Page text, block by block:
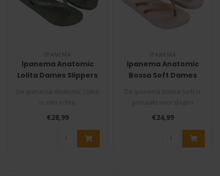
IPANEMA
Ipanema Anatomic
Lolita Dames Slippers
zomerklassieker en al jaren
een bestsell..
€28,99
IPANEMA
Ipanema Anatomic
Bossa Soft Dames
waarop je vooral één ding
wilt: co..
€24,99